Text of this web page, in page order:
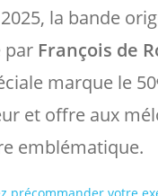
la bande
par François de
marque le
et offre aux
emblématique.​